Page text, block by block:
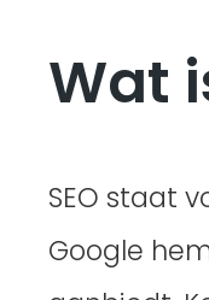
Wat
SEO staat
Google